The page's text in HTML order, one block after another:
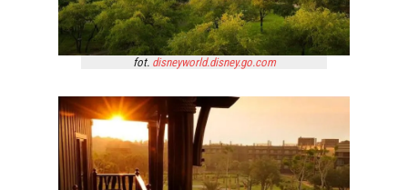
fot. disneyworld.disney.go.com